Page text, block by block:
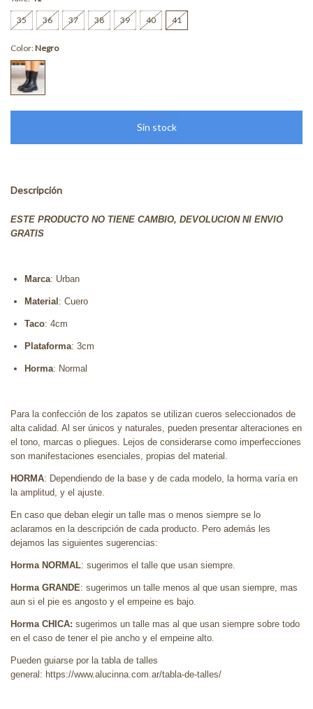
35 36 37 38 39 40 41
Color:Negro
Descripción
ESTE PRODUCTO NO TIENE CAMBIO, DEVOLUCION NI ENVIO
GRATIS
Marca: Urban
Material: Cuero
Taco: 4cm
Plataforma: 3cm
Horma: Normal
Para la confección de los zapatos se utilizan cueros seleccionados de
alta calidad. Al ser únicos y naturales, pueden presentar alteraciones en
el tono, marcas o pliegues. Lejos de considerarse como imperfecciones
son manifestaciones esenciales, propias del material.
HORMA: Dependiendo de la base y de cada modelo, la horma varía en
la amplitud, y el ajuste.
En caso que deban elegir un talle mas o menos siempre se lo
aclaramos en la descripción de cada producto. Pero además les
dejamos las siguientes sugerencias:
Horma NORMAL: sugerimos el talle que usan siempre.
Horma GRANDE: sugerimos un talle menos al que usan siempre, mas
aun si el pie es angosto y el empeine es bajo.
Horma CHICA: sugerimos un talle mas al que usan siempre sobre todo
en el caso de tener el pie ancho y el empeine alto.
Pueden guiarse por la tabla de talles
general: https://www.alucinna.com.ar/tabla-de-talles/